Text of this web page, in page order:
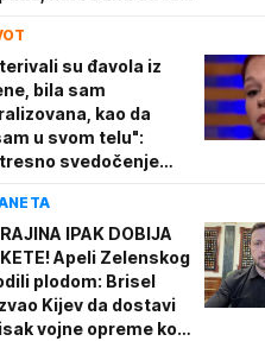
su đavola iz
bila sam
kao da
u svom telu":
svedočenje
njena majka tvrdi da
IPAK DOBIJA
Apeli Zelenskog
plodom: Brisel
Kijev da dostavi
vojne opreme koja